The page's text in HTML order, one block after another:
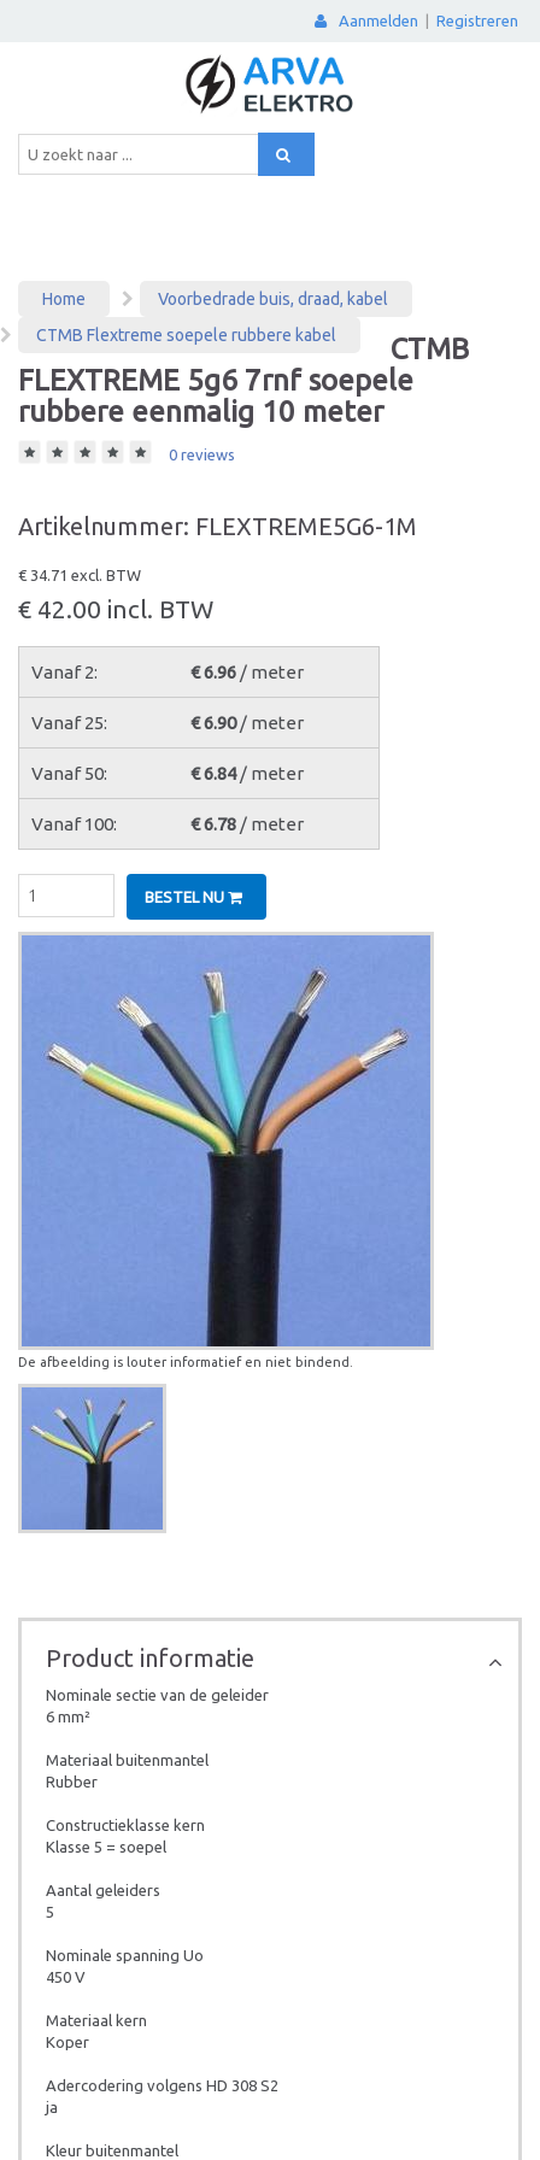
Aanmelden Registreren
Home
Voorbedrade buis, draad, kabel
CTMB Flextreme soepele rubbere kabel
CTMB
FLEXTREME 5g6 7rnf soepele
rubbere eenmalig 10 meter
0 reviews
Artikelnummer: FLEXTREME5G6-1M
€ 34.71 excl. BTW
€ 42.00 incl. BTW
Vanaf 2: € 6.96 / meter
Vanaf 25: € 6.90/ meter
Vanaf 50: € 6.84/ meter
Vanaf 100: € 6.78 / meter
BESTEL NU
De afbeelding is louter informatief en niet bindend.
Product informatie
Nominale sectie van de geleider
6 mm²
Materiaal buitenmantel
Rubber
Constructieklasse kern
Klasse 5 = soepel
Aantal­ geleiders
5
Nominale spanning Uo
450 V
Materiaal kern
Koper
Adercodering volgens HD 308 S2
ja
Kleur buitenmantel